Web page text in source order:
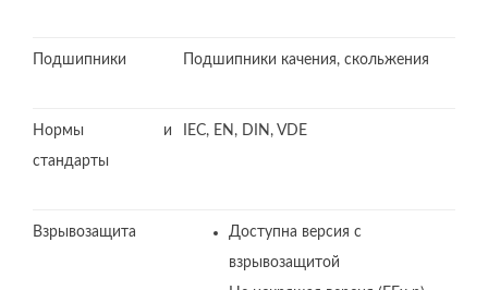
Подшипники Подшипники качения, скольжения
Нормы и
стандарты
IEC, EN, DIN, VDE
Взрывозащита
Доступна версия с
взрывозащитой